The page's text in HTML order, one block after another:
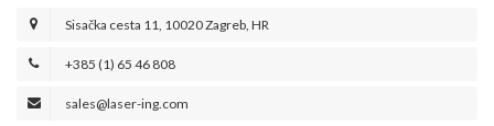
Sisačka cesta 11, 10020 Zagreb, HR
+385 (1) 65 46 808
sales@laser-ing.com